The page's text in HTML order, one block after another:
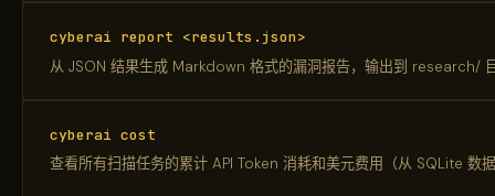
cyberai report <results.json>
从 JSON 结果生成 Markdown 格式的漏洞报告，输出到 research/
cyberai cost
查看所有扫描任务的累计 API Token 消耗和美元费用（从 SQLite 数